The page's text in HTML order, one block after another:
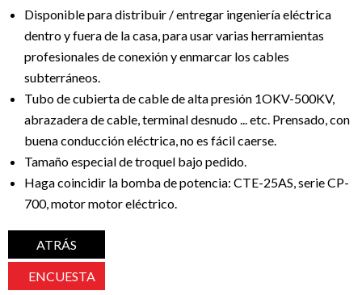
Disponible para distribuir / entregar ingeniería eléctrica
dentro y fuera de la casa, para usar varias herramientas
profesionales de conexión y enmarcar los cables
subterráneos.
Tubo de cubierta de cable de alta presión 1OKV-500KV,
abrazadera de cable, terminal desnudo ... etc. Prensado, con
buena conducción eléctrica, no es fácil caerse.
Tamaño especial de troquel bajo pedido.
Haga coincidir la bomba de potencia: CTE-25AS, serie CP-
700, motor motor eléctrico.
ATRÁS
ENCUESTA